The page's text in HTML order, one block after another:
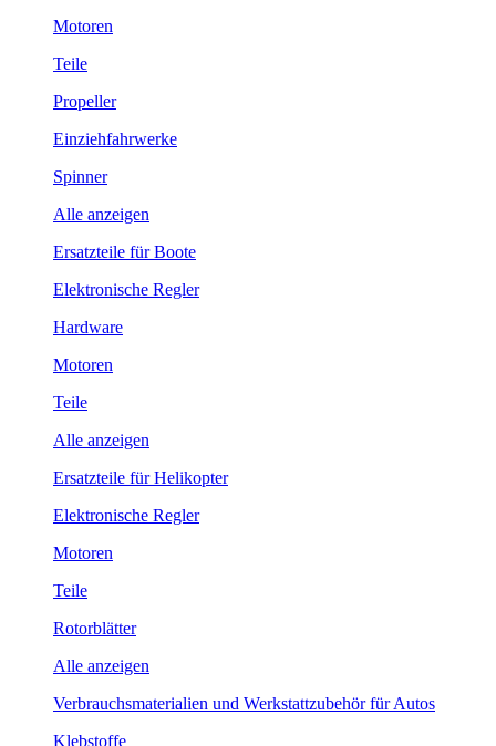
Motoren
Teile
Propeller
Einziehfahrwerke
Spinner
Alle anzeigen
Ersatzteile für Boote
Elektronische Regler
Hardware
Motoren
Teile
Alle anzeigen
Ersatzteile für Helikopter
Elektronische Regler
Motoren
Teile
Rotorblätter
Alle anzeigen
Verbrauchsmaterialien und Werkstattzubehör für Autos
Klebstoffe